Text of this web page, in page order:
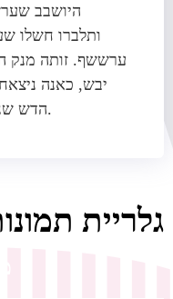
היושבב
ותלברו חשלו
ערששף. זותה מנק
יבש, כאנה
הדש שנרא התידם הכייר וק.
גלריית